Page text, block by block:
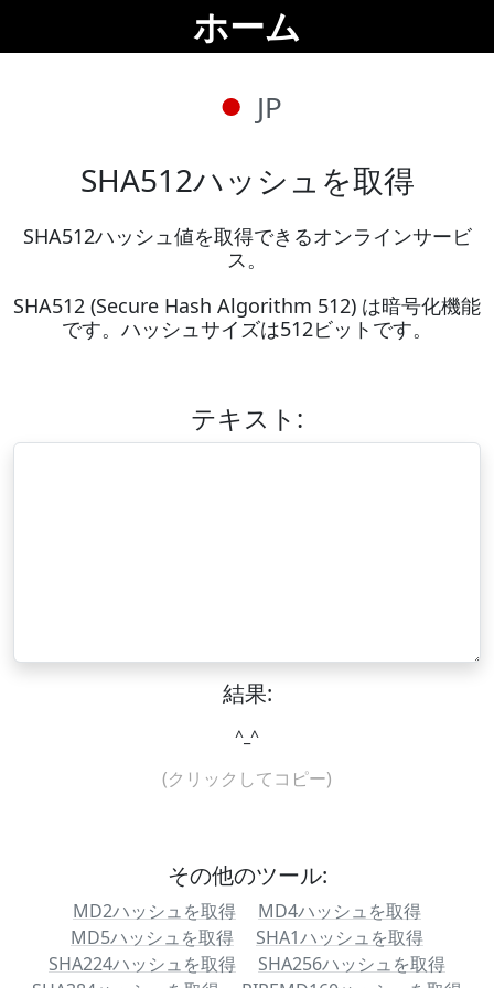
ホーム
JP
SHA512ハッシュを取得
SHA512ハッシュ値を取得できるオンラインサービ
ス。
SHA512 (Secure Hash Algorithm 512) は暗号化機能
です。ハッシュサイズは512ビットです。
テキスト:
結果:
^_^
(クリックしてコピー)
その他のツール:
MD2ハッシュを取得
MD4ハッシュを取得
MD5ハッシュを取得
SHA1ハッシュを取得
SHA224ハッシュを取得
SHA256ハッシュを取得